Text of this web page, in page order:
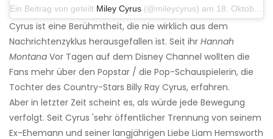
Ein Beitrag von geteilt Miley Cyrus (@mileycyrus) am 18. Oktober 2019 um 19:03 Uhr PDT
Cyrus ist eine Berühmtheit, die nie wirklich aus dem
Nachrichtenzyklus herausgefallen ist. Seit ihr Hannah
Montana Vor Tagen auf dem Disney Channel wollten die
Fans mehr über den Popstar / die Pop-Schauspielerin, die
Tochter des Country-Stars Billy Ray Cyrus, erfahren.
Aber in letzter Zeit scheint es, als würde jede Bewegung
verfolgt. Seit Cyrus 'sehr öffentlicher Trennung von seinem
Ex-Ehemann und seiner langjährigen Liebe Liam Hemsworth